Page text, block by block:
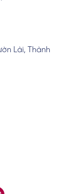
tại Việt Nam biến
Lài, Thành